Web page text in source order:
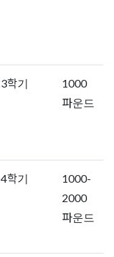
3학기
1000
파운드
4학기
1000-
2000
파운드